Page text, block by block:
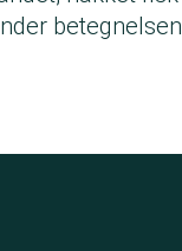
betegnelsen